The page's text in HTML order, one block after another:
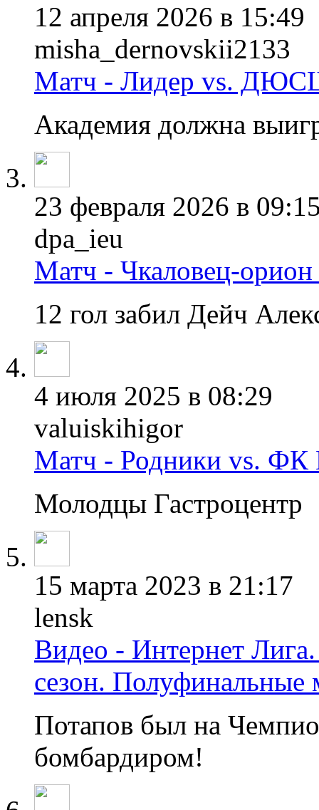
12 апреля 2026 в 15:49
misha_dernovskii2133
Матч - Лидер vs.
Академия должна
23 февраля 2026 в
dpa_ieu
Матч - Чкаловец-
12 гол забил Дейч
4 июля 2025 в 08:29
valuiskihigor
Матч - Родники vs. ФК
Молодцы Гастроцентр
15 марта 2023 в 21:17
lensk
Видео - Интернет
сезон. Полуфинальные
Потапов был на
бомбардиром!